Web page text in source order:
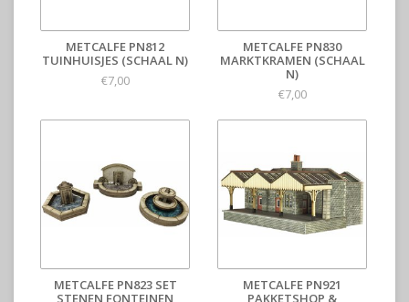
METCALFE PN812
TUINHUISJES (SCHAAL N)
€7,00
METCALFE PN830
MARKTKRAMEN (SCHAAL
N)
€7,00
METCALFE PN823 SET
STENEN FONTEINEN
METCALFE PN921
PAKKETSHOP &